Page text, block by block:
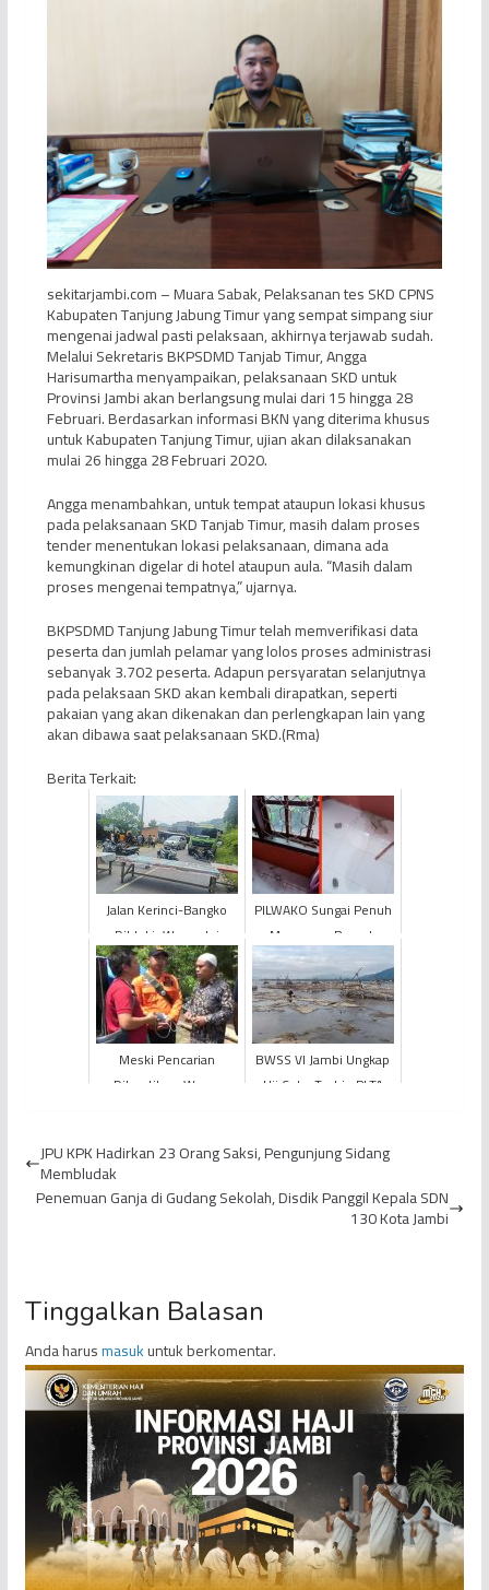
sekitarjambi.com – Muara Sabak, Pelaksanan tes SKD CPNS
Kabupaten Tanjung Jabung Timur yang sempat simpang siur
mengenai jadwal pasti pelaksaan, akhirnya terjawab sudah.
Melalui Sekretaris BKPSDMD Tanjab Timur, Angga
Harisumartha menyampaikan, pelaksanaan SKD untuk
Provinsi Jambi akan berlangsung mulai dari 15 hingga 28
Februari. Berdasarkan informasi BKN yang diterima khusus
untuk Kabupaten Tanjung Timur, ujian akan dilaksanakan
mulai 26 hingga 28 Februari 2020.
Angga menambahkan, untuk tempat ataupun lokasi khusus
pada pelaksanaan SKD Tanjab Timur, masih dalam proses
tender menentukan lokasi pelaksanaan, dimana ada
kemungkinan digelar di hotel ataupun aula. “Masih dalam
proses mengenai tempatnya,” ujarnya.
BKPSDMD Tanjung Jabung Timur telah memverifikasi data
peserta dan jumlah pelamar yang lolos proses administrasi
sebanyak 3.702 peserta. Adapun persyaratan selanjutnya
pada pelaksaan SKD akan kembali dirapatkan, seperti
pakaian yang akan dikenakan dan perlengkapan lain yang
akan dibawa saat pelaksanaan SKD.(Rma)
Berita Terkait:
Jalan Kerinci-Bangko
Diblokir Warga, Ini
Penyebabnya
PILWAKO Sungai Penuh
Memanas, Rumah
Simpatisan Paslon AZ-
FER Dilempari Batu
Meski Pencarian
Dihentikan, Warga
di Danau Kaco
BWSS VI Jambi Ungkap
Uji Coba Turbin PLTA
Danau Kerin...
JPU KPK Hadirkan 23 Orang Saksi, Pengunjung Sidang
Membludak
Penemuan Ganja di Gudang Sekolah, Disdik Panggil Kepala SDN
130 Kota Jambi
Tinggalkan Balasan
Anda harusmasukuntuk berkomentar.